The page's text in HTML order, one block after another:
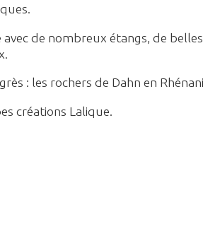
de nombreux étangs, de
: les rochers de Dahn en
créations Lalique.